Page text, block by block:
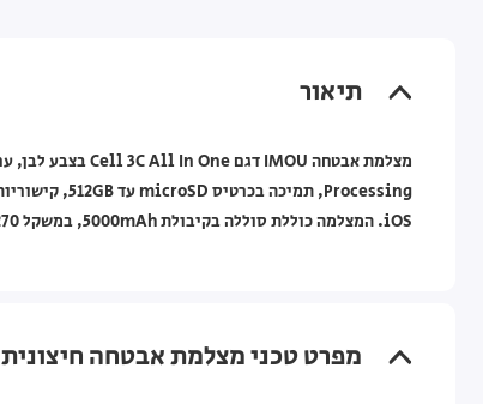
תיאור
iOS. המצלמה כוללת סוללה בקיבולת 5000mAh, במשקל 270 גרם, ואחריות לשנה במעבדות היבואן הרשמי ע"י IMOU.
מפרט טכני מצלמת אבטחה חיצונית IMOU Cell 3C AIO 5MP עם סוללה ופאנל סולארי מובנה